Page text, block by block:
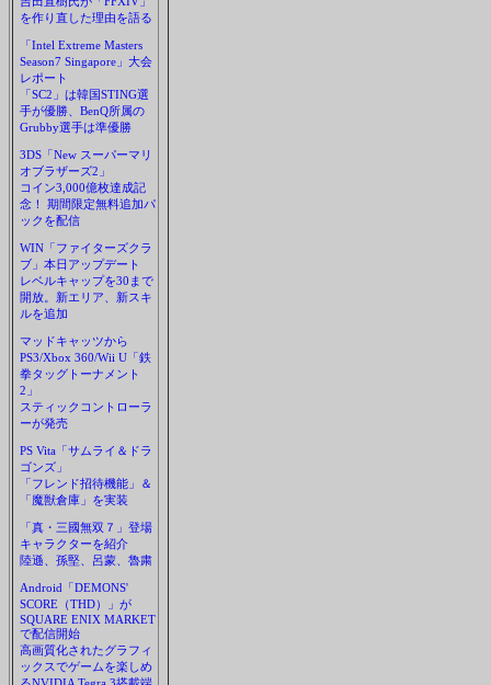
を作り直した理由を語る
「Intel Extreme Masters
Season7 Singapore」大会
レポート
「SC2」は韓国STING選
手が優勝、BenQ所属の
Grubby選手は準優勝
3DS「New スーパーマリ
オブラザーズ2」
コイン3,000億枚達成記
念！ 期間限定無料追加パ
ックを配信
WIN「ファイターズクラ
ブ」本日アップデート
レベルキャップを30まで
開放。新エリア、新スキ
ルを追加
マッドキャッツから
PS3/Xbox 360/Wii U「鉄
拳タッグトーナメント
2」
スティックコントローラ
ーが発売
PS Vita「サムライ＆ドラ
ゴンズ」
「フレンド招待機能」＆
「魔獣倉庫」を実装
「真・三國無双７」登場
キャラクターを紹介
陸遜、孫堅、呂蒙、魯粛
Android「DEMONS'
SCORE（THD）」が
SQUARE ENIX MARKET
で配信開始
高画質化されたグラフィ
ックスでゲームを楽しめ